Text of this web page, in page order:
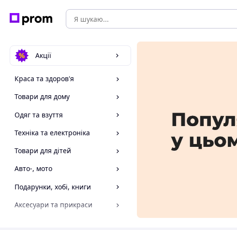
Акції
Краса та здоров'я
Товари для дому
Одяг та взуття
Техніка та електроніка
Товари для дітей
Авто-, мото
Подарунки, хобі, книги
Аксесуари та прикраси